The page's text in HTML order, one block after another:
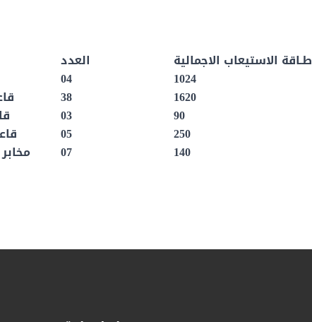
طـاقة الاستيعاب الاجمالية
العدد
1024
04
1620
38
90
03
250
05
140
07